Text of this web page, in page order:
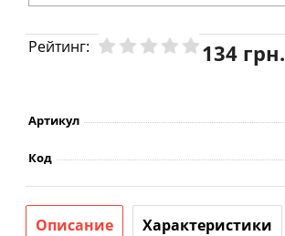
Рейтинг: 134 грн.
Артикул
Код
Описание Характеристики